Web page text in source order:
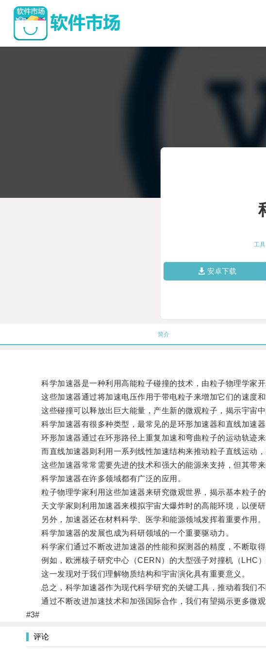
工具
安卓下载
简介
科学加速器是一种利用高能粒子碰撞的技术，由粒子物理学家开
这些加速器通过将加速电压作用于带电粒子来增加它们的速度和
这些碰撞可以释放出巨大能量，产生新的微观粒子，揭示宇宙中
科学加速器有很多种类型，最常见的是环形加速器和直线加速器
环形加速器通过在环形路径上重复加速和弯曲粒子的运动轨迹来
而直线加速器则利用一系列线性加速结构来推动粒子直线运动，
这些加速器常常需要先进的技术和强大的能源来支持，但其带来
科学加速器在许多领域都有广泛的应用。
粒子物理学家利用这些加速器来研究微观世界，揭示基本粒子的
天文学家则利用加速器来模拟宇宙大爆炸时的高能环境，以便研
另外，加速器还在材料科学、医学和能源领域发挥着重要作用。
科学加速器的发展也成为科研领域的一个重要驱动力。
科学家们通过不断改进加速器的性能和探测器的精度，不断取得
例如，欧洲核子研究中心（CERN）的大型强子对撞机（LHC）
这一发现对于我们理解物质结构和宇宙演化具有重要意义。
总之，科学加速器作为现代科学研究的关键工具，推动着我们不
通过不断改进加速技术和加强国际合作，我们有望揭示更多微观
#3#
评论